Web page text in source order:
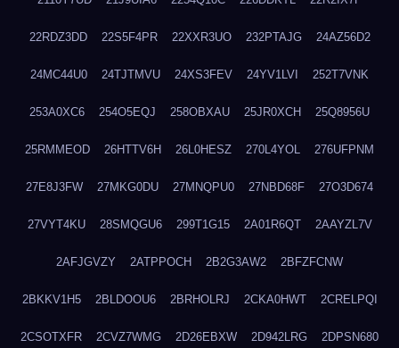
22RDZ3DD 22S5F4PR 22XXR3UO 232PTAJG 24AZ56D2
24MC44U0 24TJTMVU 24XS3FEV 24YV1LVI 252T7VNK
253A0XC6 254O5EQJ 258OBXAU 25JR0XCH 25Q8956U
25RMMEOD 26HTTV6H 26L0HESZ 270L4YOL 276UFPNM
27E8J3FW 27MKG0DU 27MNQPU0 27NBD68F 27O3D674
27VYT4KU 28SMQGU6 299T1G15 2A01R6QT 2AAYZL7V
2AFJGVZY 2ATPPOCH 2B2G3AW2 2BFZFCNW
2BKKV1H5 2BLDOOU6 2BRHOLRJ 2CKA0HWT 2CRELPQI
2CSOTXFR 2CVZ7WMG 2D26EBXW 2D942LRG 2DPSN680